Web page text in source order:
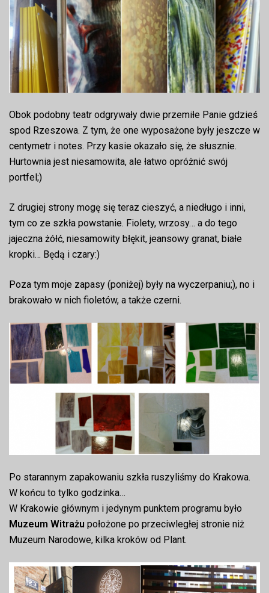
Obok podobny teatr odgrywały dwie przemiłe Panie gdzieś
spod Rzeszowa. Z tym, że one wyposażone były jeszcze w
centymetr i notes. Przy kasie okazało się, że słusznie.
Hurtownia jest niesamowita, ale łatwo opróżnić swój
portfel;)
Z drugiej strony mogę się teraz cieszyć, a niedługo i inni,
tym co ze szkła powstanie. Fiolety, wrzosy… a do tego
jajeczna żółć, niesamowity błękit, jeansowy granat, białe
kropki… Będą i czary:)
Poza tym moje zapasy (poniżej) były na wyczerpaniu;), no i
brakowało w nich fioletów, a także czerni.
Po starannym zapakowaniu szkła ruszyliśmy do Krakowa.
W końcu to tylko godzinka…
W Krakowie głównym i jedynym punktem programu było
Muzeum Witrażu położone po przeciwległej stronie niż
Muzeum Narodowe, kilka kroków od Plant.